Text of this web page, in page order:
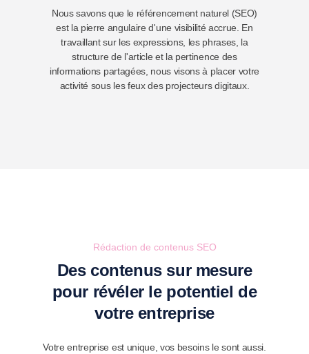
Nous savons que le référencement naturel (SEO)
est la pierre angulaire d'une visibilité accrue. En
travaillant sur les expressions, les phrases, la
structure de l'article et la pertinence des
informations partagées, nous visons à placer votre
activité sous les feux des projecteurs digitaux.
Rédaction de contenus SEO
Des contenus sur mesure
pour révéler le potentiel de
votre entreprise
Votre entreprise est unique, vos besoins le sont aussi.